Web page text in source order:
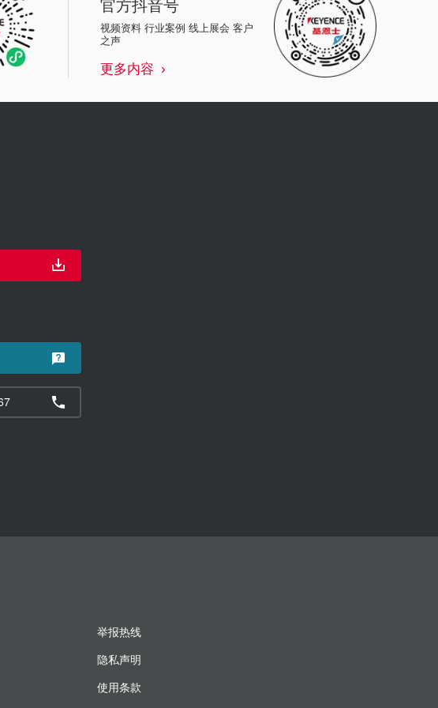
视频资料 行业案例 线上展会 客户
之声
更多内容
举报热线
隐私声明
使用条款